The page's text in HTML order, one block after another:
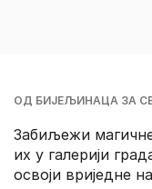
ОД БИЈЕЉИНАЦА ЗА
Забиљежи
их у галерији
освоји вриједне